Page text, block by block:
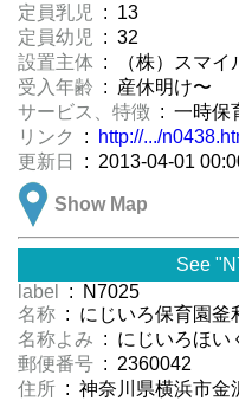
定員乳児
: 13
定員幼児
: 32
設置主体 : （株）スマイ
受入年齢 : 産休明け〜
サービス、特徴 : 一時保
リンク
:
http://.../
更新日
: 2013-04-01
Show Map
See
label
: N7025
名称 : にじいろ保育園釜
名称よみ : にじいろほい
郵便番号 : 2360042
住所 : 神奈川県横浜市金